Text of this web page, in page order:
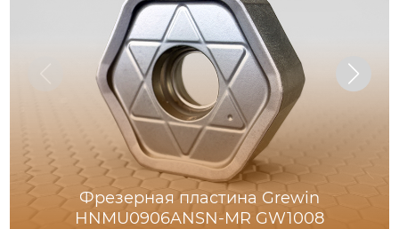
Фрезерная пластина Grewin
HNMU0906ANSN-MR GW1008